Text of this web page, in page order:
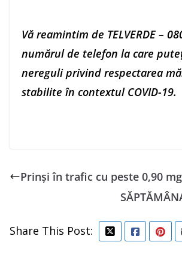
Vă reamintim de TELVERDE –
numărul de telefon la care
nereguli privind respectarea
stabilite în contextul COVID-19.
Prinși în trafic cu peste 0,90
Share This Post: